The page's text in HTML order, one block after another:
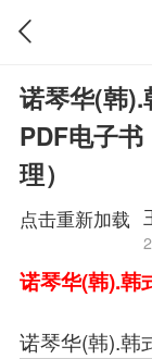
诺琴华(韩
PDF电子
理）
点击重新加载
诺琴华(韩).韩
诺琴华(韩).韩